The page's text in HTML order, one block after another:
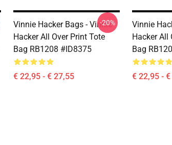
Vinnie Hacker Bags - Vinnie
Hacker All Over Print Tote
Bag RB1208 #ID8375
€ 22,95 - € 27,55
-20%
Vinnie
Hacker All
Bag
€ 22,95 -